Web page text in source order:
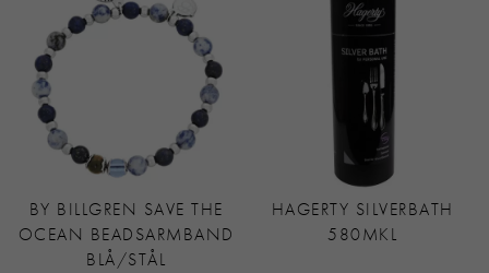
BY BILLGREN SAVE THE
OCEAN BEADSARMBAND
BLÅ/STÅL
HAGERTY SILVERBATH
580MKL